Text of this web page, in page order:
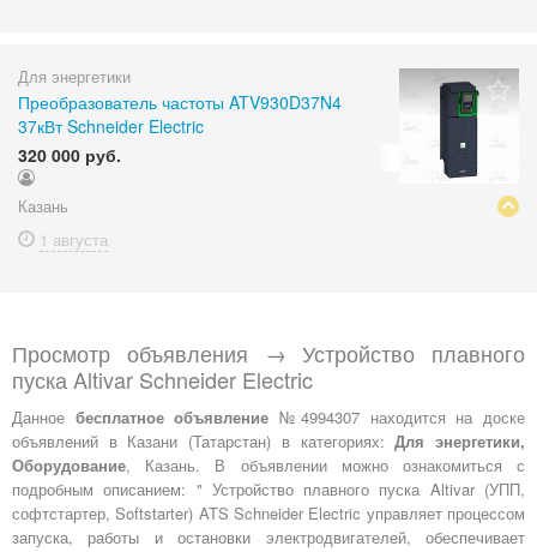
Для энергетики
Преобразователь частоты ATV930D37N4
37кВт Schneider Electric
320 000 руб.
Казань
1 августа
Просмотр объявления → Устройство плавного
пуска Altivar Schneider Electric
Данное бесплатное объявление №4994307 находится на доске
объявлений в Казани (Татарстан) в категориях:Для энергетики,
Оборудование, Казань. В объявлении можно ознакомиться с
подробным описанием: " Устройство плавного пуска Altivar (УПП,
софтстартер, Softstarter) ATS Schneider Electric управляет процессом
запуска, работы и остановки электродвигателей, обеспечивает